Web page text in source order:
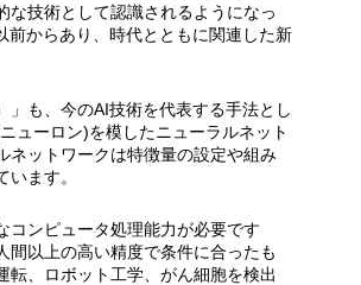
技術として認識されるようになっ
前からあり、時代とともに関連した新
も、今のAI技術を代表する手法とし
ューロン)を模したニューラルネット
ネットワークは特徴量の設定や組み
ます。
コンピュータ処理能力が必要です
以上の高い精度で条件に合ったも
、ロボット工学、がん細胞を検出